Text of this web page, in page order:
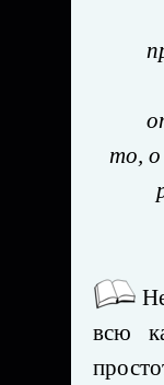
то, о
всю